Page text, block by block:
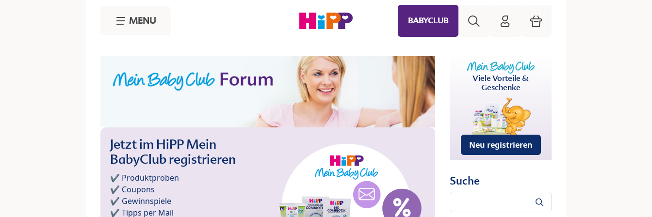
MENU BABYCLUB HiPP Mein Babyclub
Warenkorb
Jetzt im HiPP Mein
BabyClub registrieren
✔️ Produktproben
✔️ Coupons
✔️ Gewinnspiele
✔️ Tipps per Mail
Viele Vorteile &
Geschenke
Neu registrieren
Suche